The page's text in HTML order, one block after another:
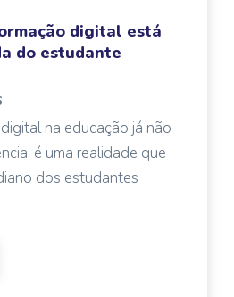
digital está
do estudante
na educação já não
é uma realidade que
dos estudantes